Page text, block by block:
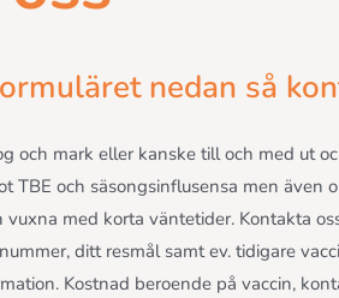
nedan så
och mark eller kanske till och med ut
TBE och säsongsinflusensa men även
vuxna med korta väntetider. Kontakta
ditt resmål samt ev. tidigare
Kostnad beroende på vaccin,